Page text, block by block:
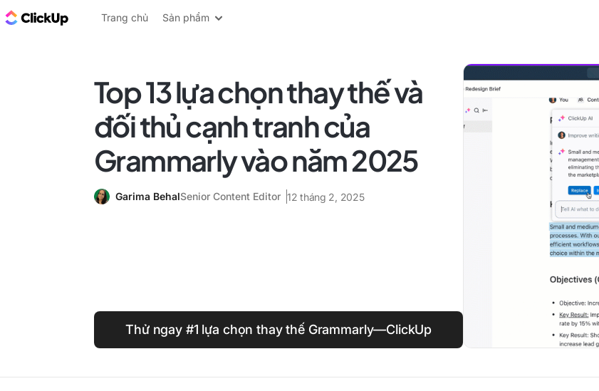
ClickUp Blog
Trang chủ Sản phẩm
Top 13 lựa chọn thay thế và
đối thủ cạnh tranh của
Grammarly vào năm 2025
Garima BehalSenior Content Editor 12 tháng 2, 2025
Thử ngay #1 lựa chọn thay thế Grammarly—ClickUp